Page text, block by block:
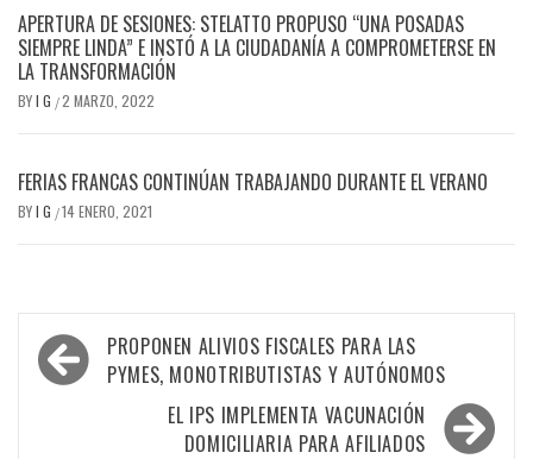
APERTURA DE SESIONES: STELATTO PROPUSO “UNA POSADAS
SIEMPRE LINDA” E INSTÓ A LA CIUDADANÍA A COMPROMETERSE EN
LA TRANSFORMACIÓN
BYI G /2 MARZO, 2022
FERIAS FRANCAS CONTINÚAN TRABAJANDO DURANTE EL VERANO
BYI G /14 ENERO, 2021
Navegación
de
PROPONEN ALIVIOS FISCALES PARA LAS
PYMES, MONOTRIBUTISTAS Y AUTÓNOMOS
EL IPS IMPLEMENTA VACUNACIÓN
DOMICILIARIA PARA AFILIADOS